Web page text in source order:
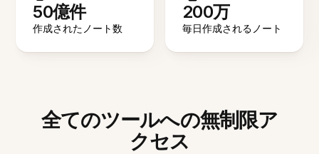
50億件
作成されたノート数
200万
毎日作成されるノート
全てのツールへの無制限ア
クセス